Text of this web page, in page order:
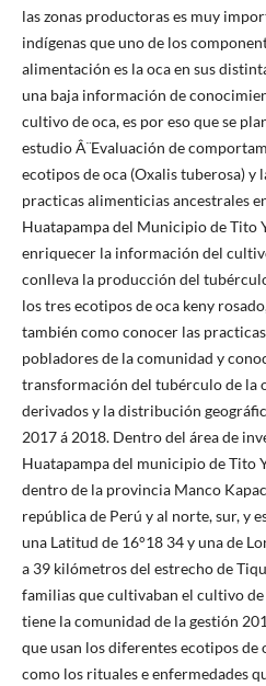
las zonas productoras es muy
indígenas que uno de los
alimentación es la oca en sus
una baja información de
cultivo de oca, es por eso que se
estudio Â¨Evaluación de
ecotipos de oca (Oxalis tuberosa) y
practicas alimenticias ancestrales
Huatapampa del Municipio de Tito
enriquecer la información del
conlleva la producción del
los tres ecotipos de oca keny
también como conocer las
pobladores de la comunidad y
transformación del tubérculo de la
derivados y la distribución
2017 á 2018. Dentro del área de
Huatapampa del municipio de Tito
dentro de la provincia Manco
república de Perú y al norte, sur, y
una Latitud de 16°18 34 y una de
a 39 kilómetros del estrecho de
familias que cultivaban el cultivo
tiene la comunidad de la gestión
que usan los diferentes ecotipos
como los rituales e enfermedades